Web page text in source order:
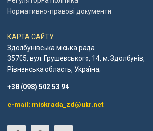
Нормативно-правові документи
КАРТА САЙТУ
Здолбунівська міська рада
35705, вул. Грушевського, 14, м. Здолбунів,
Рівненська область, Україна;
+38 (098) 502 53 94
e-mail: miskrada_zd@ukr.net